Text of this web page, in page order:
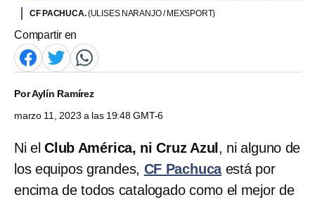
CF PACHUCA.(ULISES NARANJO / MEXSPORT)
Compartir en
PorAylín Ramírez
marzo 11, 2023 a las 19:48 GMT-6
Ni el Club América, ni Cruz Azul , ni alguno de
los equipos grandes, CF Pachucaestá por
encima de todos catalogado como el mejor de